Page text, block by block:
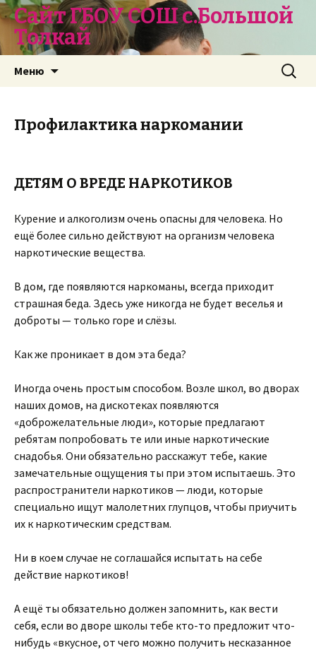
Сайт ГБОУ СОШ с.Большой
Толкай
Меню Найти:
Профилактика наркомании
ДЕТЯМ О ВРЕДЕ НАРКОТИКОВ
Курение и алкоголизм очень опасны для человека. Но
ещё более сильно действуют на организм человека
наркотические вещества.
В дом, где появляются наркоманы, всегда приходит
страшная беда. Здесь уже никогда не будет веселья и
доброты — только горе и слёзы.
Как же проникает в дом эта беда?
Иногда очень простым способом. Возле школ, во дворах
наших домов, на дискотеках появляются
«доброжелательные люди», которые предлагают
ребятам попробовать те или иные наркотические
снадобья. Они обязательно расскажут тебе, какие
замечательные ощущения ты при этом испытаешь. Это
распространители наркотиков — люди, которые
специально ищут малолетних глупцов, чтобы приучить
их к наркотическим средствам.
Ни в коем случае не соглашайся испытать на себе
действие наркотиков!
А ещё ты обязательно должен запомнить, как вести
себя, если во дворе школы тебе кто-то предложит что-
нибудь «вкусное, от чего можно получить несказанное